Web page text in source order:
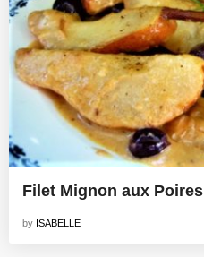
Filet Mignon aux Poires
by ISABELLE